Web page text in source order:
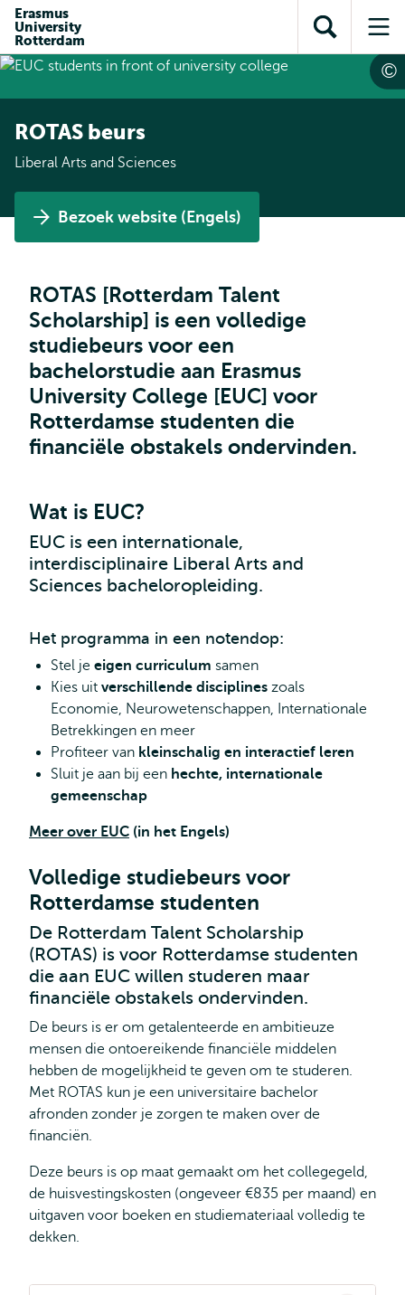
inhoud
gaan
gaan
Direct naar
subnavigatie
Erasmus
University
Rotterdam
Toon
zoekveld
ROTAS beurs
Liberal Arts and Sciences
Bezoek website (Engels)
ROTAS [Rotterdam Talent
Scholarship] is een volledige
studiebeurs voor een
bachelorstudie aan Erasmus
University College [EUC] voor
Rotterdamse studenten die
financiële obstakels ondervinden.
Wat is EUC?
EUC is een internationale,
interdisciplinaire Liberal Arts and
Sciences bacheloropleiding.
Het programma in een notendop:
Stel je eigen curriculum samen
Kies uit verschillende disciplines zoals
Economie, Neurowetenschappen, Internationale
Betrekkingen en meer
Profiteer van kleinschalig en interactief leren
Sluit je aan bij een hechte, internationale
gemeenschap
Meer over EUC (in het Engels)
Volledige studiebeurs voor
Rotterdamse studenten
De Rotterdam Talent Scholarship
(ROTAS) is voor Rotterdamse studenten
die aan EUC willen studeren maar
financiële obstakels ondervinden.
De beurs is er om getalenteerde en ambitieuze
mensen die ontoereikende financiële middelen
hebben de mogelijkheid te geven om te studeren.
Met ROTAS kun je een universitaire bachelor
afronden zonder je zorgen te maken over de
financiën.
Deze beurs is op maat gemaakt om het collegegeld,
de huisvestingskosten (ongeveer €835 per maand) en
uitgaven voor boeken en studiemateriaal volledig te
dekken.